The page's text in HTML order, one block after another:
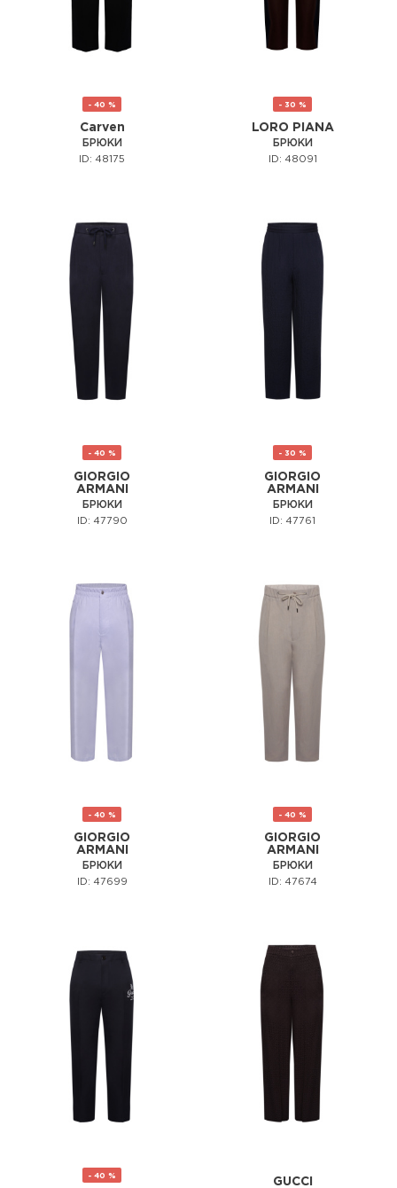
- 40 %
Carven
БРЮКИ
ID: 48175
- 30 %
LORO PIANA
БРЮКИ
ID: 48091
- 40 %
GIORGIO
ARMANI
БРЮКИ
ID: 47790
- 30 %
GIORGIO
ARMANI
БРЮКИ
ID: 47761
- 40 %
GIORGIO
ARMANI
БРЮКИ
ID: 47699
- 40 %
GIORGIO
ARMANI
БРЮКИ
ID: 47674
- 40 %
GUCCI